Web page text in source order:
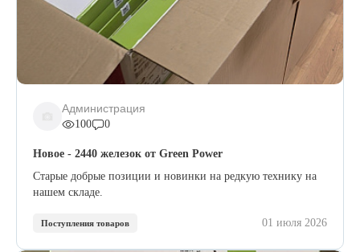
Администрация
100 0
Новое - 2440 железок от Green Power
Старые добрые позиции и новинки на редкую технику на
нашем складе.
Поступления товаров 01 июля 2026